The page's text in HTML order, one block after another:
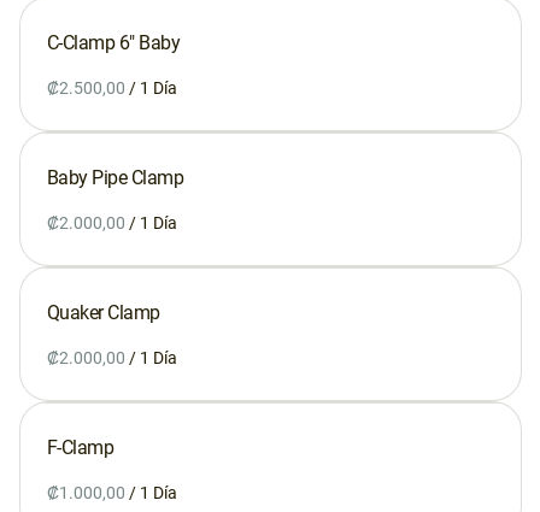
C-Clamp 6" Baby
/
Baby Pipe Clamp
/
Quaker Clamp
/
F-Clamp
/